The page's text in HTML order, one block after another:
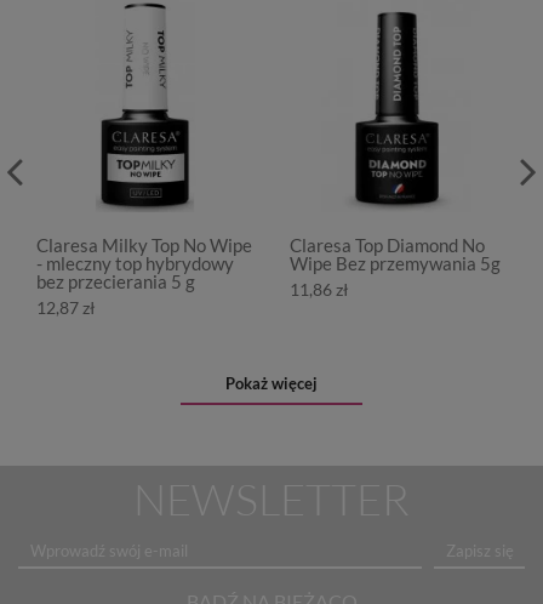
Claresa Milky Top No Wipe
- mleczny top hybrydowy
bez przecierania 5 g
12,87 zł
Claresa Top Diamond No
Wipe Bez przemywania 5g
11,86 zł
Pokaż więcej
NEWSLETTER
Zapisz się